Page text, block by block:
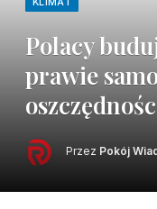
Polacy
prawie
Przez Pokój